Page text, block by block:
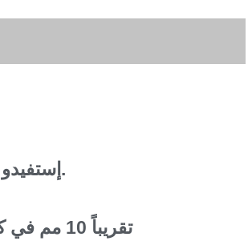
إستفيدو من راحة القدمين و أناقة إضافية.